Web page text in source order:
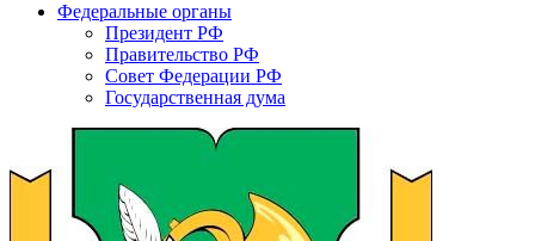
Федеральные органы
Президент РФ
Правительство РФ
Совет Федерации РФ
Государственная дума